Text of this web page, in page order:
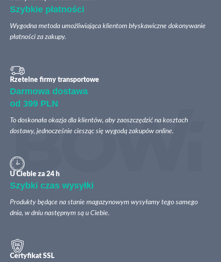
Szybkie płatności
Wygodna metoda umożliwiająca klientom błyskawiczne dokonywanie
płatności za zakupy.
Rzetelne firmy transportowe
Darmowa dostawa
od 399 PLN
To doskonała okazja dla klientów, aby zaoszczędzić na kosztach
dostawy, jednocześnie ciesząc się wygodą zakupów online.
U Ciebie za 24 h
Szybki czas wysyłki
Produkty będące na stanie magazynowym wysyłamy tego samego
dnia, w dniu następnym są u Ciebie.
Certyfikat SSL